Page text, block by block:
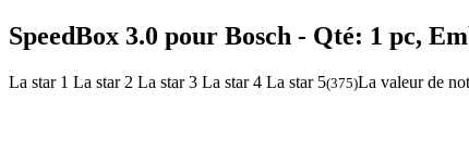
SpeedBox 3.0 pour Bosch - Qté: 1 pc,
La star 1 La star 2 La star 3 La star 4 La star 5(375)La valeur de